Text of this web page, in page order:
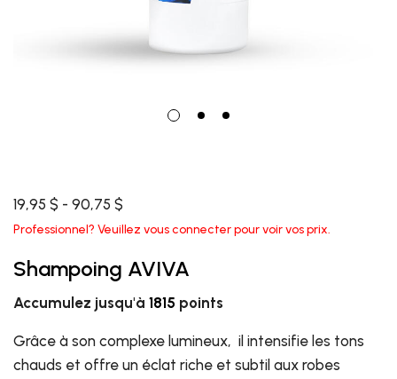
19,95 $ - 90,75 $
Professionnel? Veuillez vous connecter pour voir vos prix.
Shampoing AVIVA
Accumulez jusqu'à 1815 points
Grâce à son complexe lumineux, il intensifie les tons
chauds et offre un éclat riche et subtil aux robes